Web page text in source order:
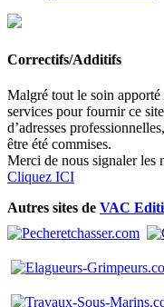
Correctifs/Additifs
Malgré tout le soin apporté
services pour fournir ce site
d’adresses
être été commises.
Merci de nous signaler les
Cliquez ICI
Autres sites de VAC